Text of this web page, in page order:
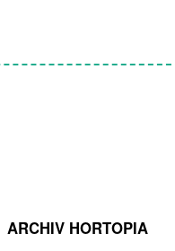
ARCHIV HORTOPIA